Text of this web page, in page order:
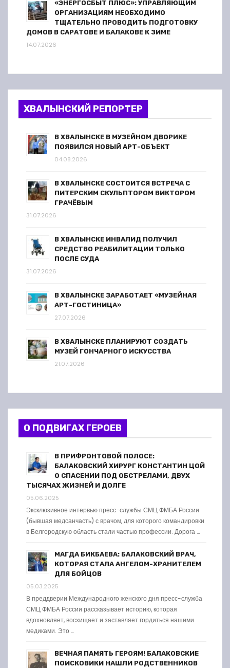
«ЭНЕРГОСБЫТ ПЛЮС»: УПРАВЛЯЮЩИМ
ОРГАНИЗАЦИЯМ НЕОБХОДИМО
ТЩАТЕЛЬНО ПРОВОДИТЬ ПОДГОТОВКУ
ДОМОВ В САРАТОВЕ И БАЛАКОВЕ К ЗИМЕ
14.07.2026
ХВАЛЫНСКИЙ РЕПОРТЕР
В ХВАЛЫНСКЕ В МУЗЕЙНОМ ДВОРИКЕ
ПОЯВИЛСЯ НОВЫЙ АРТ-ОБЪЕКТ
04.08.2026
В ХВАЛЫНСКЕ СОСТОИТСЯ ВСТРЕЧА С
ПИТЕРСКИМ СКУЛЬПТОРОМ ВИКТОРОМ
ГРАЧЁВЫМ
31.07.2026
В ХВАЛЫНСКЕ ИНВАЛИД ПОЛУЧИЛ
СРЕДСТВО РЕАБИЛИТАЦИИ ТОЛЬКО
ПОСЛЕ СУДА
31.07.2026
В ХВАЛЫНСКЕ ЗАРАБОТАЕТ «МУЗЕЙНАЯ
АРТ-ГОСТИНИЦА»
27.07.2026
В ХВАЛЫНСКЕ ПЛАНИРУЮТ СОЗДАТЬ
МУЗЕЙ ГОНЧАРНОГО ИСКУССТВА
21.07.2026
О ПОДВИГАХ ГЕРОЕВ
В ПРИФРОНТОВОЙ ПОЛОСЕ:
БАЛАКОВСКИЙ ХИРУРГ КОНСТАНТИН ЦОЙ
О СПАСЕНИИ ПОД ОБСТРЕЛАМИ, ДВУХ
ТЫСЯЧАХ ЖИЗНЕЙ И ДОЛГЕ
05.06.2025
Эксклюзивное интервью пресс-службы СМЦ ФМБА России
(бывшая медсанчасть) с врачом, для которого командировки
в Белгородскую область стали частью профессии. Дорога …
МАГДА БИКБАЕВА: БАЛАКОВСКИЙ ВРАЧ,
КОТОРАЯ СТАЛА АНГЕЛОМ-ХРАНИТЕЛЕМ
ДЛЯ БОЙЦОВ
05.03.2025
В преддверии Международного женского дня пресс-служба
СМЦ ФМБА России рассказывает историю, которая
вдохновляет, восхищает и заставляет гордиться нашими
медиками. Это …
ВЕЧНАЯ ПАМЯТЬ ГЕРОЯМ! БАЛАКОВСКИЕ
ПОИСКОВИКИ НАШЛИ РОДСТВЕННИКОВ